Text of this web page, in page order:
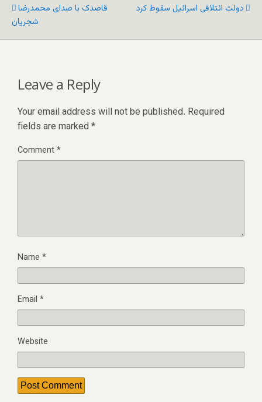
قاصدک با صدای محمدرضا
شجریان
دولت ائتلافی اسرائیل سقوط کرد
Leave a Reply
Your email address will not be published. Required
fields are marked *
Comment*
Name *
Email *
Website